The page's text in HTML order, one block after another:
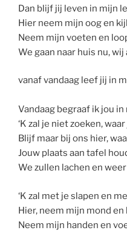
Dan blijf jij leven in mijn
Hier neem mijn oog en
Neem mijn voeten en
We gaan naar huis nu, wij
vanaf vandaag leef jij in
Vandaag begraaf ik jou in
‘K zal je niet zoeken,
Blijf maar bij ons hier,
Jouw plaats aan tafel
We zullen lachen en
‘K zal met je slapen en
Hier, neem mijn mond
Neem mijn handen en